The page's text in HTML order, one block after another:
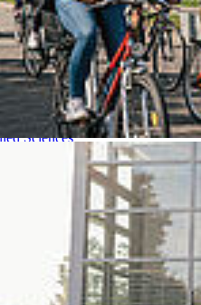
Sciences
Hochschulen ist im
Mecklenburg-
- LHG M-V)bestimmt.